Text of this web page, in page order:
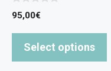
0
d
95,00€
Select options